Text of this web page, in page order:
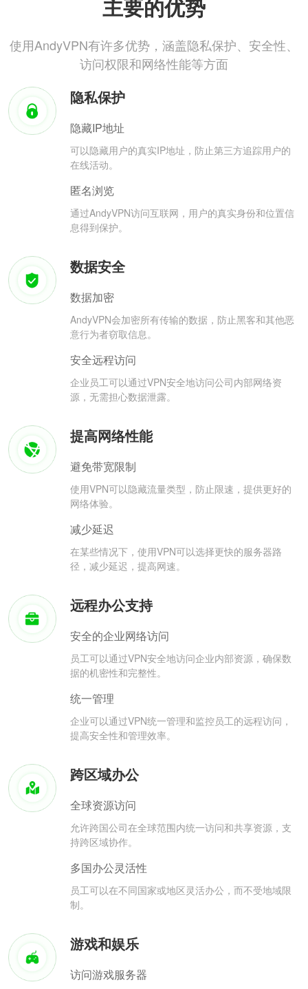
主要的优势
使用AndyVPN有许多优势，涵盖隐私保护、安全性、
访问权限和网络性能等方面
隐私保护
隐藏IP地址
可以隐藏用户的真实IP地址，防止第三方追踪用户的
在线活动。
匿名浏览
通过AndyVPN访问互联网，用户的真实身份和位置信
息得到保护。
数据安全
数据加密
AndyVPN会加密所有传输的数据，防止黑客和其他恶
意行为者窃取信息。
安全远程访问
企业员工可以通过VPN安全地访问公司内部网络资
源，无需担心数据泄露。
提高网络性能
避免带宽限制
使用VPN可以隐藏流量类型，防止限速，提供更好的
网络体验。
减少延迟
在某些情况下，使用VPN可以选择更快的服务器路
径，减少延迟，提高网速。
远程办公支持
安全的企业网络访问
员工可以通过VPN安全地访问企业内部资源，确保数
据的机密性和完整性。
统一管理
企业可以通过VPN统一管理和监控员工的远程访问，
提高安全性和管理效率。
跨区域办公
全球资源访问
允许跨国公司在全球范围内统一访问和共享资源，支
持跨区域协作。
多国办公灵活性
员工可以在不同国家或地区灵活办公，而不受地域限
制。
游戏和娱乐
访问游戏服务器